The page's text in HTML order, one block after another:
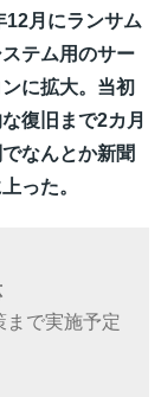
12月にランサム
テム用のサー
に拡大。当初
復旧まで2カ月
なんとか新聞
った。
まで実施予定